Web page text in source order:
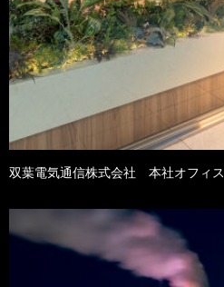
双葉電気通信株式会社 本社オフィス